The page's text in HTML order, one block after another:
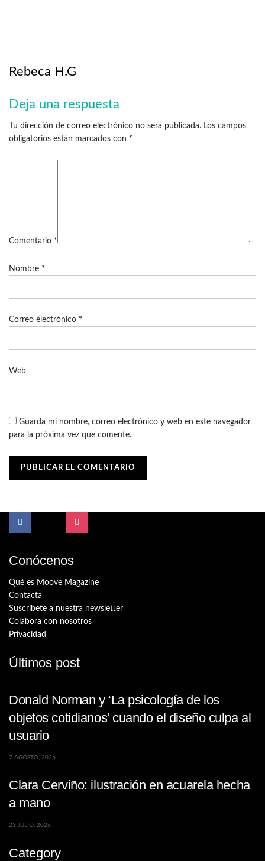
Rebeca H.G
Deja una respuesta
Tu dirección de correo electrónico no será publicada. Los campos
obligatorios están marcados con *
Comentario *
Nombre *
Correo electrónico *
Web
Guarda mi nombre, correo electrónico y web en este navegador
para la próxima vez que comente.
Conócenos
Qué es Moove Magazine
Contacta
Suscríbete a nuestra newsletter
Colabora con nosotros
Privacidad
Últimos post
Donald Norman y ‘La psicología de los
objetos cotidianos’ cuando el diseño culpa al
usuario
7 AGOSTO, 2026
Clara Cerviño: ilustración en acuarela hecha
a mano
23 JULIO, 2026
Category